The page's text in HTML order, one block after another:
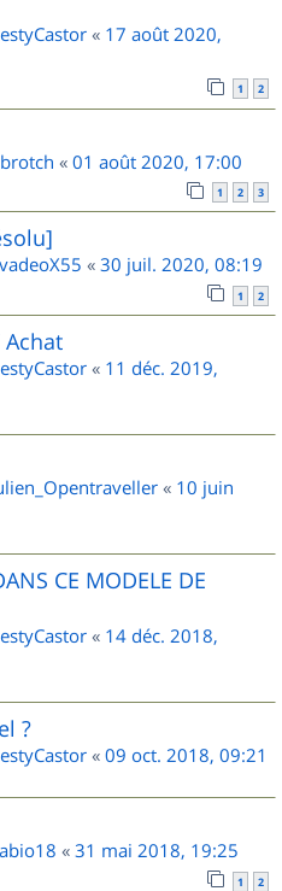
« 17 août 2020,
1 2
« 01 août 2020, 17:00
1 2 3
« 30 juil. 2020, 08:19
1 2
« 11 déc. 2019,
« 10 juin
CE MODELE DE
« 14 déc. 2018,
?
« 09 oct. 2018, 09:21
« 31 mai 2018, 19:25
1 2